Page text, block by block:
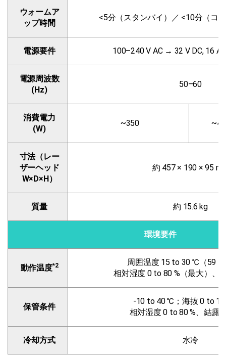
ウォームア
ップ時間
<5分（スタンバイ）／ <10分（コ
電源要件 100–240 V AC → 32 V DC, 16 A
電源周波数
(Hz)
50–60
消費電力
(W)
~350
寸法（レー
ザーヘッド
W×D×H）
約 457 × 190 × 95
質量 約 15.6 kg
環境要件
動作温度*2
周囲温度 15 to 30 ℃（59 to
相対湿度 0 to 80 %（最大）、
保管条件
-10 to 40 ℃；海抜 0 to
相対湿度 0 to 80 %、結露
冷却方式 水冷